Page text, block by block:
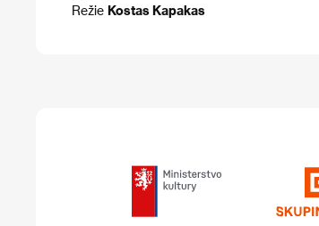
Režie Kostas Kapakas